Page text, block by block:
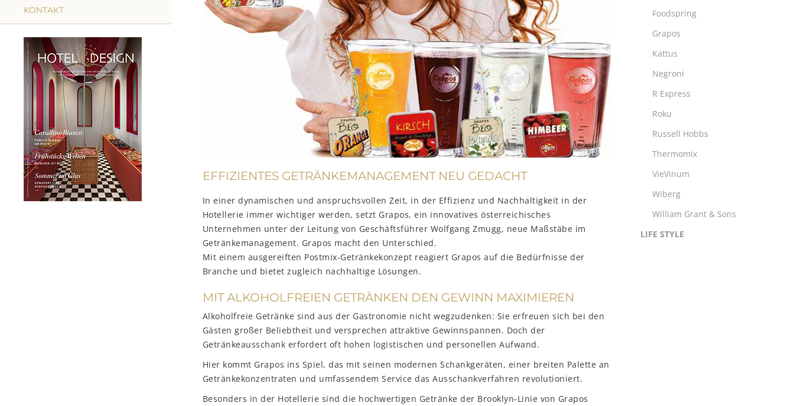
KONTAKT
EFFIZIENTES GETRÄNKEMANAGEMENT NEU GEDACHT
In einer dynamischen und anspruchsvollen Zeit, in der Effizienz und Nachhaltigkeit in der
Hotellerie immer wichtiger werden, setzt Grapos, ein innovatives österreichisches
Unternehmen unter der Leitung von Geschäftsführer Wolfgang Zmugg, neue Maßstäbe im
Getränkemanagement. Grapos macht den Unterschied.
Mit einem ausgereiften Postmix-Getränkekonzept reagiert Grapos auf die Bedürfnisse der
Branche und bietet zugleich nachhaltige Lösungen.
MIT ALKOHOLFREIEN GETRÄNKEN DEN GEWINN MAXIMIEREN
Alkoholfreie Getränke sind aus der Gastronomie nicht wegzudenken: Sie erfreuen sich bei den
Gästen großer Beliebtheit und versprechen attraktive Gewinnspannen. Doch der
Getränkeausschank erfordert oft hohen logistischen und personellen Aufwand.
Hier kommt Grapos ins Spiel, das mit seinen modernen Schankgeräten, einer breiten Palette an
Getränkekonzentraten und umfassendem Service das Ausschankverfahren revolutioniert.
Besonders in der Hotellerie sind die hochwertigen Getränke der Brooklyn-Linie von Grapos
Foodspring
Grapos
Kattus
Negroni
R Express
Roku
Russell Hobbs
Thermomix
VieVinum
Wiberg
William Grant & Sons
LIFE STYLE